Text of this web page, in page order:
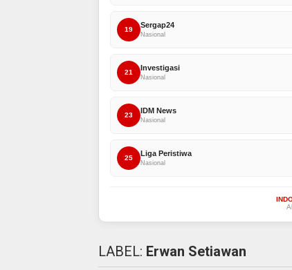
19
Sergap24
Nasional
21
Investigasi
Nasional
23
IDM News
Nasional
25
Liga Peristiwa
Nasional
LABEL: Erwan Setiawan